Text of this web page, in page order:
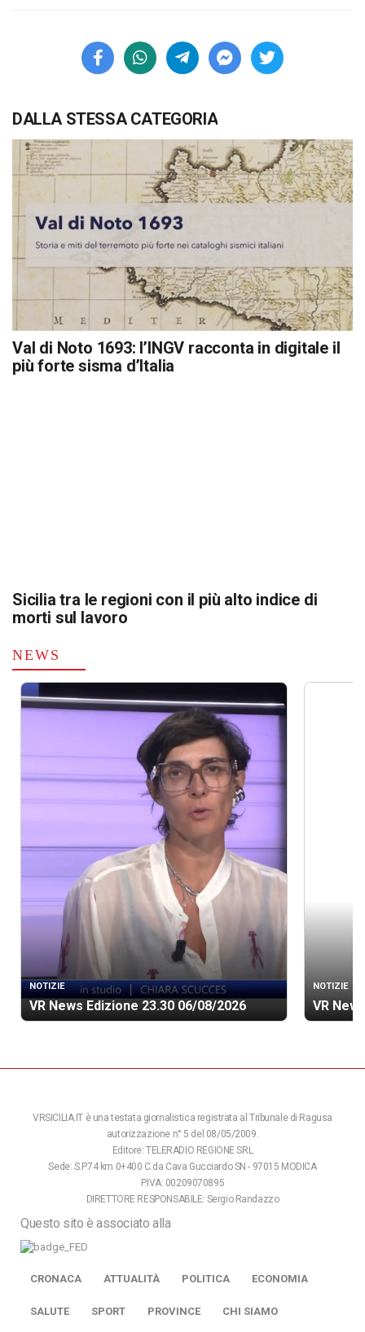
DALLA STESSA CATEGORIA
Val di Noto 1693: l’INGV racconta in digitale il
più forte sisma d’Italia
Sicilia tra le regioni con il più alto indice di
morti sul lavoro
NEWS
NOTIZIE
VR News Edizione 23.30 06/08/2026
NOTIZIE
VR
VRSICILIA.IT è una testata giornalistica registrata al Tribunale di Ragusa
autorizzazione n° 5 del 08/05/2009.
Editore: TELERADIO REGIONE SRL
Sede: S.P.74 km 0+400 C.da Cava Gucciardo SN - 97015 MODICA
P.IVA: 00209070895
DIRETTORE RESPONSABILE: Sergio Randazzo
Questo sito è associato alla
CRONACA ATTUALITÀ POLITICA ECONOMIA
SALUTE SPORT PROVINCE CHI SIAMO